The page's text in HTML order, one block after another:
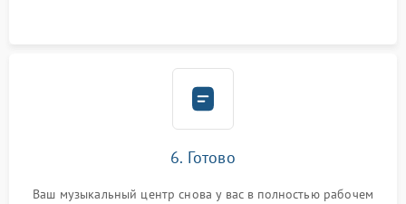
6. Готово
Ваш музыкальный центр снова у вас в полностью рабочем